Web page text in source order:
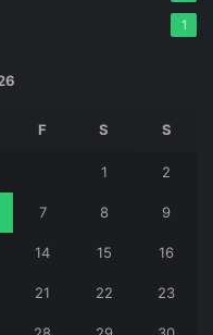
1
F S S
1 2
7 8 9
14 15 16
21 22 23